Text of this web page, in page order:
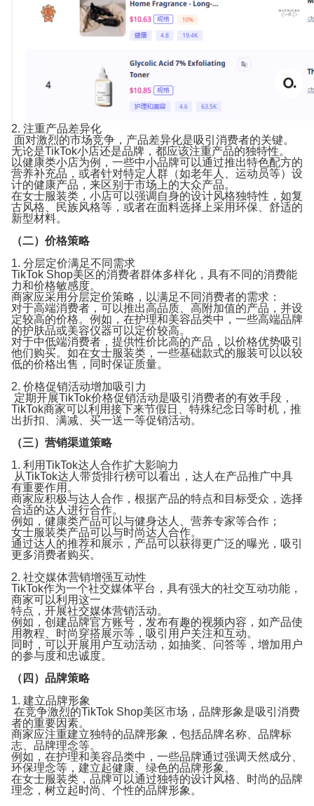
2. 注重产品差异化
面对激烈的市场竞争，产品差异化是吸引消费者的关键。
无论是TikTok小店还是品牌，都应该注重产品的独特性。
以健康类小店为例，一些中小品牌可以通过推出特色配方的
营养补充品，或者针对特定人群（如老年人、运动员等）设
计的健康产品，来区别于市场上的大众产品。
在女士服装类，小店可以强调自身的设计风格独特性，如复
古风格、民族风格等，或者在面料选择上采用环保、舒适的
新型材料。
（二）价格策略
1. 分层定价满足不同需求
TikTok Shop美区的消费者群体多样化，具有不同的消费能
力和价格敏感度。
商家应采用分层定价策略，以满足不同消费者的需求：
对于高端消费者，可以推出高品质、高附加值的产品，并设
定较高的价格。例如，在护理和美容品类中，一些高端品牌
的护肤品或美容仪器可以定价较高。
对于中低端消费者，提供性价比高的产品，以价格优势吸引
他们购买。如在女士服装类，一些基础款式的服装可以以较
低的价格出售，同时保证质量。
2. 价格促销活动增加吸引力
定期开展TikTok价格促销活动是吸引消费者的有效手段，
TikTok商家可以利用接下来节假日、特殊纪念日等时机，推
出折扣、满减、买一送一等促销活动。
（三）营销渠道策略
1. 利用TikTok达人合作扩大影响力
从TikTok达人带货排行榜可以看出，达人在产品推广中具
有重要作用。
商家应积极与达人合作，根据产品的特点和目标受众，选择
合适的达人进行合作。
例如，健康类产品可以与健身达人、营养专家等合作；
女士服装类产品可以与时尚达人合作。
通过达人的推荐和展示，产品可以获得更广泛的曝光，吸引
更多消费者购买。
2. 社交媒体营销增强互动性
TikTok作为一个社交媒体平台，具有强大的社交互动功能，
商家可以利用这一
特点，开展社交媒体营销活动。
例如，创建品牌官方账号，发布有趣的视频内容，如产品使
用教程、时尚穿搭展示等，吸引用户关注和互动。
同时，可以开展用户互动活动，如抽奖、问答等，增加用户
的参与度和忠诚度。
（四）品牌策略
1. 建立品牌形象
在竞争激烈的TikTok Shop美区市场，品牌形象是吸引消费
者的重要因素。
商家应注重建立独特的品牌形象，包括品牌名称、品牌标
志、品牌理念等。
例如，在护理和美容品类中，一些品牌通过强调天然成分、
环保理念等，建立起健康、绿色的品牌形象。
在女士服装类，品牌可以通过独特的设计风格、时尚的品牌
理念，树立起时尚、个性的品牌形象。